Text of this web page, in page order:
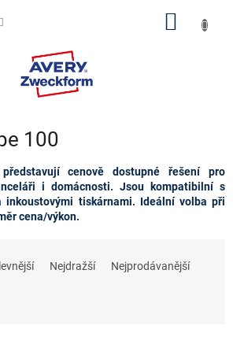
100
cenově dostupné řešení pro
i domácnosti. Jsou kompatibilní s
inkoustovými tiskárnami. Ideální volba při
cena/výkon.
Nejdražší Nejprodávanější